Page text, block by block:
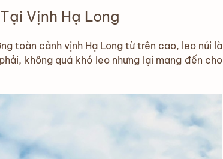
Vịnh Hạ Long
toàn cảnh vịnh Hạ Long từ trên cao, leo núi là
không quá khó leo nhưng lại mang đến cho